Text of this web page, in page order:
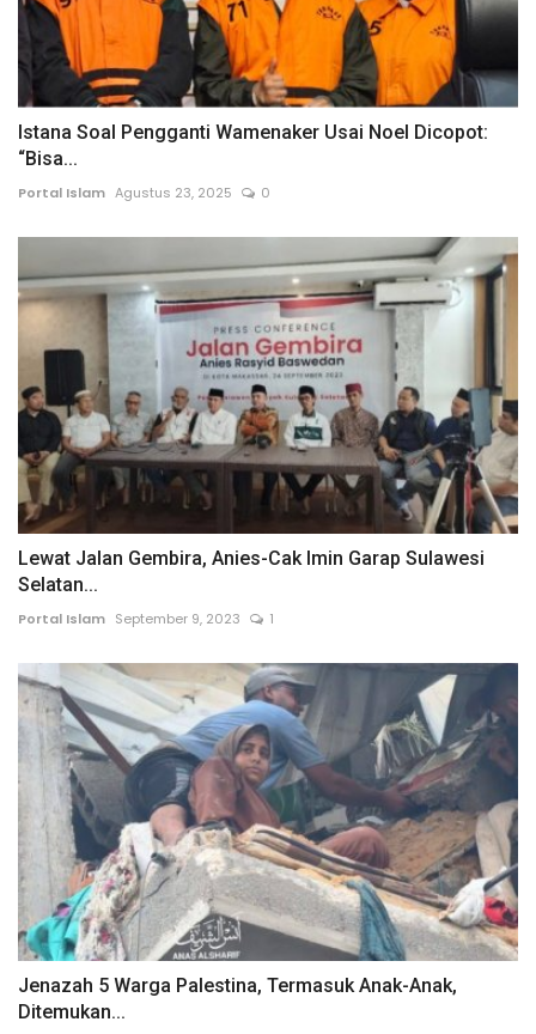
Istana Soal Pengganti Wamenaker Usai Noel Dicopot:
“Bisa...
Portal Islam Agustus 23, 2025 0
Lewat Jalan Gembira, Anies-Cak Imin Garap Sulawesi
Selatan...
Portal Islam September 9, 2023 1
Jenazah 5 Warga Palestina, Termasuk Anak-Anak,
Ditemukan...